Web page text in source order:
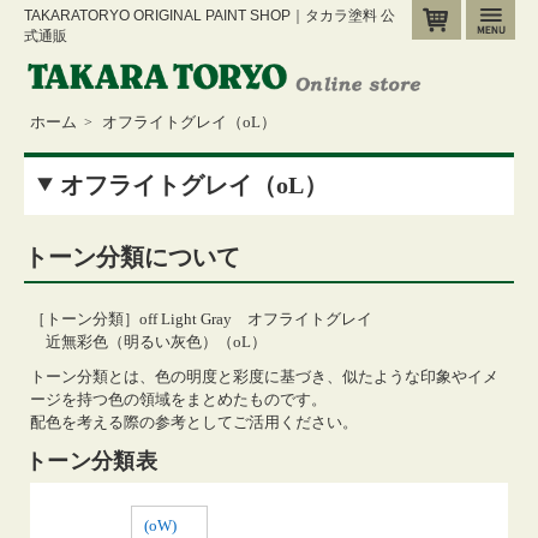
カート
TAKARATORYO ORIGINAL PAINT SHOP｜タカラ塗料 公
式通販
ホーム > オフライトグレイ（oL）
オフライトグレイ（oL）
トーン分類について
［トーン分類］off Light Gray オフライトグレイ
近無彩色（明るい灰色）（oL）
トーン分類とは、色の明度と彩度に基づき、似たような印象やイメ
ージを持つ色の領域をまとめたものです。
配色を考える際の参考としてご活用ください。
トーン分類表
(oW)